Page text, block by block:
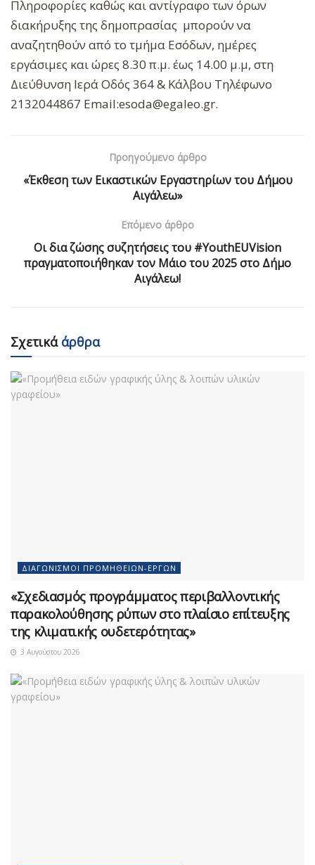
Πληροφορίες καθώς και αντίγραφο των όρων
διακήρυξης της δημοπρασίας μπορούν να
αναζητηθούν από το τμήμα Εσόδων, ημέρες
εργάσιμες και ώρες 8.30 π.μ. έως 14.00 μ.μ, στη
Διεύθυνση Ιερά Οδός 364 & Κάλβου Τηλέφωνο
2132044867 Email:esoda@egaleo.gr.
Προηγούμενο άρθρο
«Έκθεση των Εικαστικών Εργαστηρίων του Δήμου
Αιγάλεω»
Επόμενο άρθρο
Οι δια ζώσης συζητήσεις του #YouthEUVision
πραγματοποιήθηκαν τον Μάιο του 2025 στο Δήμο
Αιγάλεω!
Σχετικάάρθρα
ΔΙΑΓΩΝΙΣΜΟΊ ΠΡΟΜΗΘΕΙΏΝ-ΈΡΓΩΝ
«Σχεδιασμός προγράμματος περιβαλλοντικής
παρακολούθησης ρύπων στο πλαίσιο επίτευξης
της κλιματικής ουδετερότητας»
3 Αυγούστου 2026